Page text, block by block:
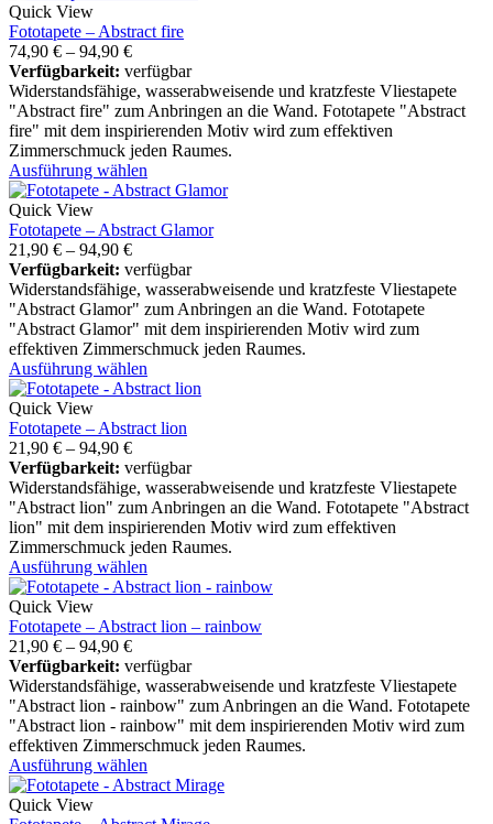
Quick View
Fototapete – Abstract fire
74,90 € – 94,90 €
Verfügbarkeit: verfügbar
Widerstandsfähige, wasserabweisende und kratzfeste Vliestapete
"Abstract fire" zum Anbringen an die Wand. Fototapete "Abstract
fire" mit dem inspirierenden Motiv wird zum effektiven
Zimmerschmuck jeden Raumes.
Ausführung wählen
Quick View
Fototapete – Abstract Glamor
21,90 € – 94,90 €
Verfügbarkeit: verfügbar
Widerstandsfähige, wasserabweisende und kratzfeste Vliestapete
"Abstract Glamor" zum Anbringen an die Wand. Fototapete
"Abstract Glamor" mit dem inspirierenden Motiv wird zum
effektiven Zimmerschmuck jeden Raumes.
Ausführung wählen
Quick View
Fototapete – Abstract lion
21,90 € – 94,90 €
Verfügbarkeit: verfügbar
Widerstandsfähige, wasserabweisende und kratzfeste Vliestapete
"Abstract lion" zum Anbringen an die Wand. Fototapete "Abstract
lion" mit dem inspirierenden Motiv wird zum effektiven
Zimmerschmuck jeden Raumes.
Ausführung wählen
Quick View
Fototapete – Abstract lion – rainbow
21,90 € – 94,90 €
Verfügbarkeit: verfügbar
Widerstandsfähige, wasserabweisende und kratzfeste Vliestapete
"Abstract lion - rainbow" zum Anbringen an die Wand. Fototapete
"Abstract lion - rainbow" mit dem inspirierenden Motiv wird zum
effektiven Zimmerschmuck jeden Raumes.
Ausführung wählen
Quick View